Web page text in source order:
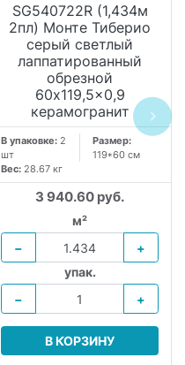
SG540722R (1,434м
2пл) Монте Тиберио
серый светлый
лаппатированный
обрезной
60x119,5x0,9
керамогранит
В упаковке: 2
шт
Размер:
119*60 см
Вес: 28.67 кг
3 940.60 руб.
м²
−
+
упак.
−
+
В КОРЗИНУ